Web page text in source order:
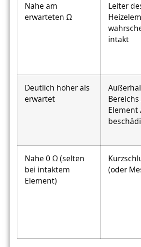
Nahe am
erwarteten Ω
Leiter
intakt
Deutlich höher als
erwartet
Element
Nahe 0 Ω (selten
bei intaktem
Element)
(oder